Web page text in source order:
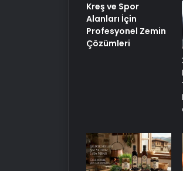
Kreş ve Spor
Alanları İçin
Profesyonel Zemin
Çözümleri